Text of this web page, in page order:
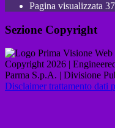
Pagina visualizzata
Sezione Copyright
Copyright 2026 |
Parma S.p.A. | Divisione
Disclaimer trattamento dati